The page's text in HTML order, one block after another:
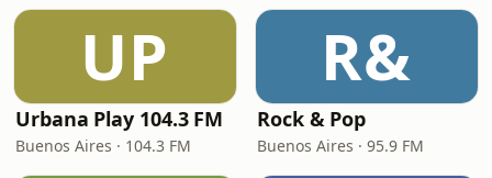
UP
Urbana Play 104.3 FM
Buenos Aires · 104.3 FM
R&
Rock & Pop
Buenos Aires · 95.9 FM